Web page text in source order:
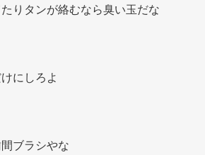
りタンが絡むなら臭い玉だな
にしろよ
ブラシやな